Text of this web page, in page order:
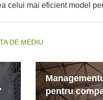
celui mai eficient model
DE MEDIU
pentru